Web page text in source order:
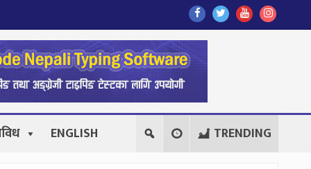
Find
Us
On
Facebook
Find
Us
Find
Us
Follow
Us
ENGLISH TRENDING